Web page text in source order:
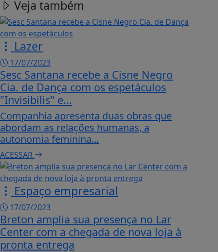
Veja também
Lazer
17/07/2023
Sesc Santana recebe a Cisne Negro
Cia. de Dança com os espetáculos
"Invisibilis" e...
Companhia apresenta duas obras que
abordam as relações humanas, a
autonomia feminina...
ACESSAR
Espaço empresarial
17/07/2023
Breton amplia sua presença no Lar
Center com a chegada de nova loja à
pronta entrega